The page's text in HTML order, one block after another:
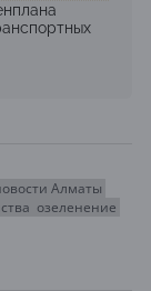
Алматы
озеленение